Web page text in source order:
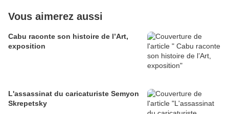
Vous aimerez aussi
Cabu raconte son histoire de l’Art,
exposition
L'assassinat du caricaturiste Semyon
Skrepetsky